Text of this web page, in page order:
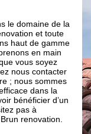
vous envisagez de
à La Preste
à l’entreprise de
dans la ville
vous
qualité à un tarif
votre type de
bac acier, tôle,
Nous mettons
à votre
confier vos travaux
vos besoins et attentes.